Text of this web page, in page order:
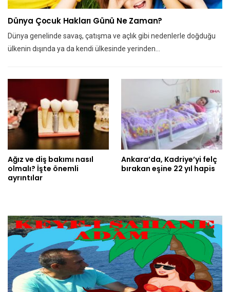
Dünya Çocuk Hakları Günü Ne Zaman?
Dünya genelinde savaş, çatışma ve açlık gibi nedenlerle doğduğu
ülkenin dışında ya da kendi ülkesinde yerinden…
Ağız ve diş bakımı nasıl
olmalı? İşte önemli
ayrıntılar
Ankara’da, Kadriye’yi felç
bırakan eşine 22 yıl hapis